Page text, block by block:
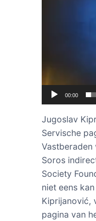
00:00
Jugoslav
Servische
Soros
Society
niet eens
Kiprijanović,
pagina van